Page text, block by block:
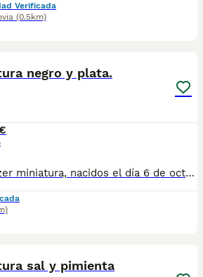
Verificada
(0.5km)
negro y plata.
Camadita de schnauzer miniatura, nacidos el día 6 de octubre, criados en un ambiente muy familiar, muy cariñosos, trastos y juguetones.Se encuentran desparasitados y vacunados al día. Padres con gran pedigri. Fotos reales y se pueden ver en persona sin ningún compromiso, para más información escribir o al 628268482
sal y pimienta